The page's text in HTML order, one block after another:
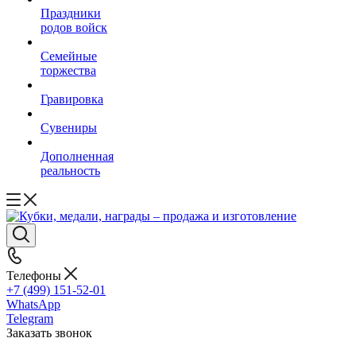
Праздники
родов войск
Семейные
торжества
Гравировка
Сувениры
Дополненная
реальность
Телефоны
+7 (499) 151-52-01
WhatsApp
Telegram
Заказать звонок